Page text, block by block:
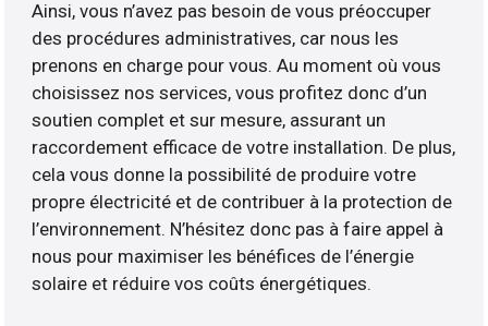
Ainsi, vous n’avez pas besoin de vous préoccuper
des procédures administratives, car nous les
prenons en charge pour vous. Au moment où vous
choisissez nos services, vous profitez donc d’un
soutien complet et sur mesure, assurant un
raccordement efficace de votre installation. De plus,
cela vous donne la possibilité de produire votre
propre électricité et de contribuer à la protection de
l’environnement. N’hésitez donc pas à faire appel à
nous pour maximiser les bénéfices de l’énergie
solaire et réduire vos coûts énergétiques.